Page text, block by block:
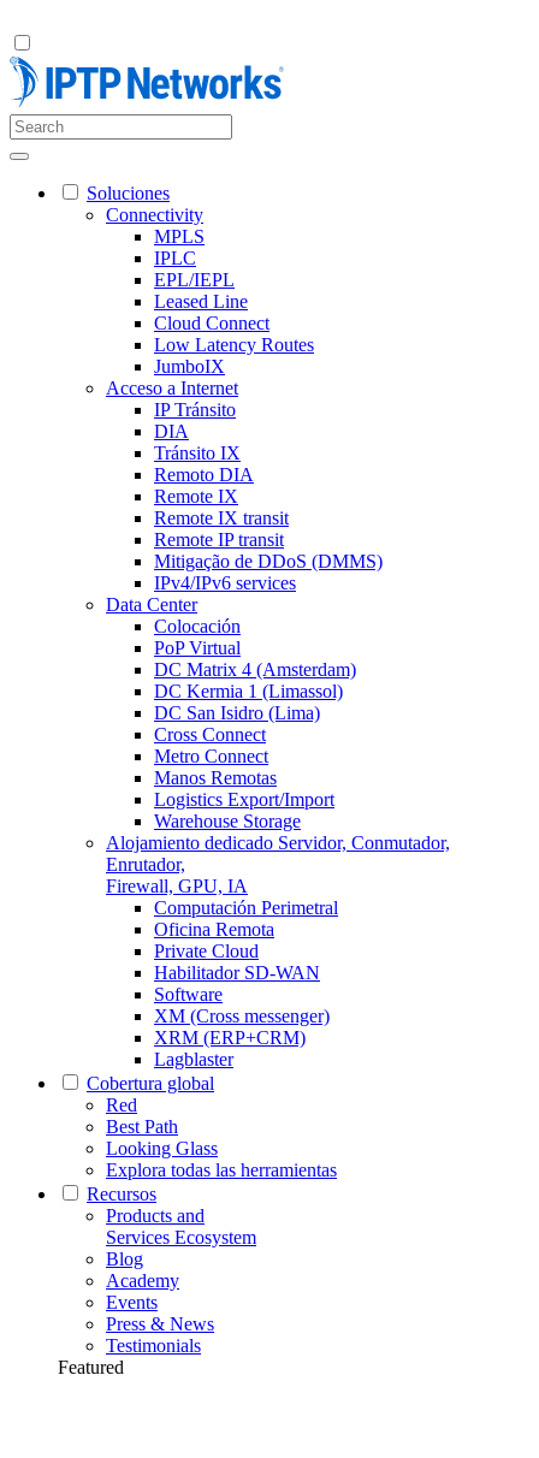
Soluciones
Connectivity
MPLS
IPLC
EPL/IEPL
Leased Line
Cloud Connect
Low Latency Routes
JumboIX
Acceso a Internet
IP Tránsito
DIA
Tránsito IX
Remoto DIA
Remote IX
Remote IX transit
Remote IP transit
Mitigação de DDoS (DMMS)
IPv4/IPv6 services
Data Center
Colocación
PoP Virtual
DC Matrix 4 (Amsterdam)
DC Kermia 1 (Limassol)
DC San Isidro (Lima)
Cross Connect
Metro Connect
Manos Remotas
Logistics Export/Import
Warehouse Storage
Alojamiento dedicado Servidor, Conmutador,
Enrutador,
Firewall, GPU, IA
Computación Perimetral
Oficina Remota
Private Cloud
Habilitador SD-WAN
Software
XM (Cross messenger)
XRM (ERP+CRM)
Lagblaster
Cobertura global
Red
Best Path
Looking Glass
Explora todas las herramientas
Recursos
Products and
Services Ecosystem
Blog
Academy
Events
Press & News
Testimonials
Featured